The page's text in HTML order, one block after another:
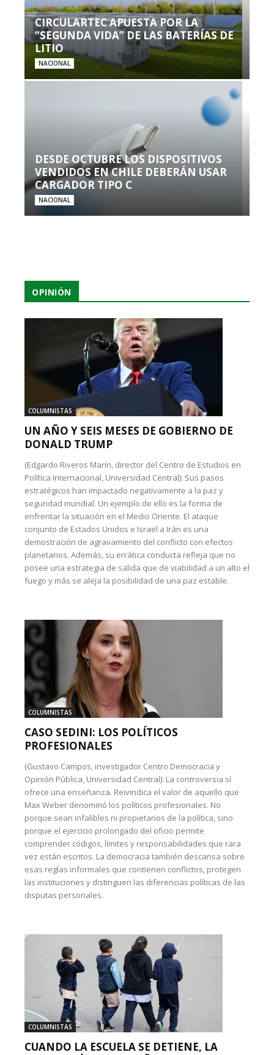
CIRCULARTEC APUESTA POR LA
“SEGUNDA VIDA” DE LAS BATERÍAS DE
LITIO
NACIONAL
DESDE OCTUBRE LOS DISPOSITIVOS
VENDIDOS EN CHILE DEBERÁN USAR
CARGADOR TIPO C
NACIONAL
OPINIÓN
COLUMNISTAS
UN AÑO Y SEIS MESES DE GOBIERNO DE
DONALD TRUMP
(Edgardo Riveros Marín, director del Centro de Estudios en
Política Internacional, Universidad Central): Sus pasos
estratégicos han impactado negativamente a la paz y
seguridad mundial. Un ejemplo de ello es la forma de
enfrentar la situación en el Medio Oriente. El ataque
conjunto de Estados Unidos e Israel a Irán es una
demostración de agravamiento del conflicto con efectos
planetarios. Además, su errática conducta refleja que no
posee una estrategia de salida que de viabilidad a un alto el
fuego y más se aleja la posibilidad de una paz estable.
COLUMNISTAS
CASO SEDINI: LOS POLÍTICOS
PROFESIONALES
(Gustavo Campos, investigador Centro Democracia y
Opinión Pública, Universidad Central): La controversia sí
ofrece una enseñanza. Reivindica el valor de aquello que
Max Weber denominó los políticos profesionales. No
porque sean infalibles ni propietarios de la política, sino
porque el ejercicio prolongado del oficio permite
comprender códigos, límites y responsabilidades que rara
vez están escritos. La democracia también descansa sobre
esas reglas informales que contienen conflictos, protegen
las instituciones y distinguen las diferencias políticas de las
disputas personales.
COLUMNISTAS
CUANDO LA ESCUELA SE DETIENE, LA